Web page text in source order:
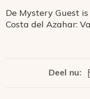
De Mystery Guest
Costa del Azahar:
Deel nu: